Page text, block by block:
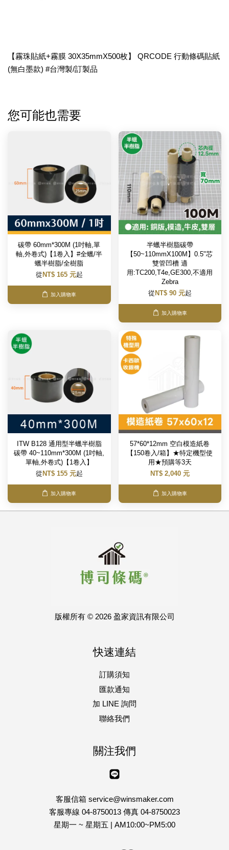
【霧珠貼紙+霧膜 30X35mmX500枚】 QRCODE 行動條碼貼紙
(無白墨款) #台灣製/訂製品
您可能也需要
碳帶 60mm*300M (1吋軸,單
軸,外卷式)【1卷入】#全蠟/半
蠟半樹脂/全樹脂
從NT$ 165 元起
加入購物車
半蠟半樹脂碳帶
【50~110mmX100M】0.5"芯
雙管凹槽 適
用:TC200,T4e,GE300,不適用
Zebra
從NT$ 90 元起
加入購物車
ITW B128 通用型半蠟半樹脂
碳帶 40~110mm*300M (1吋軸,
單軸,外卷式)【1卷入】
從NT$ 155 元起
加入購物車
57*60*12mm 空白模造紙卷
【150卷入/箱】★特定機型使
用★預購等3天
NT$ 2,040 元
加入購物車
版權所有 © 2026 盈家資訊有限公司
快速連結
訂購須知
匯款通知
加 LINE 詢問
聯絡我們
關注我們
客服信箱 service@winsmaker.com
客服專線 04-8750013 傳真 04-8750023
星期一 ~ 星期五 | AM10:00~PM5:00